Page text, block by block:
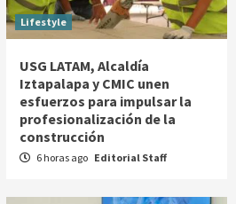
Lifestyle
USG LATAM, Alcaldía
Iztapalapa y CMIC unen
esfuerzos para impulsar la
profesionalización de la
construcción
6 horas ago Editorial Staff